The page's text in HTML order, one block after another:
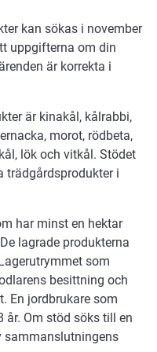
kan sökas i november
uppgifterna om din
är korrekta i
är kinakål, kålrabbi,
morot, rödbeta,
lök och vitkål. Stödet
trädgårdsprodukter i
har minst en hektar
lagrade produkterna
som
besittning och
En jordbrukare som
år. Om stöd söks till en
sammanslutningens